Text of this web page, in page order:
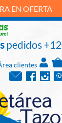
pedidos
clientes